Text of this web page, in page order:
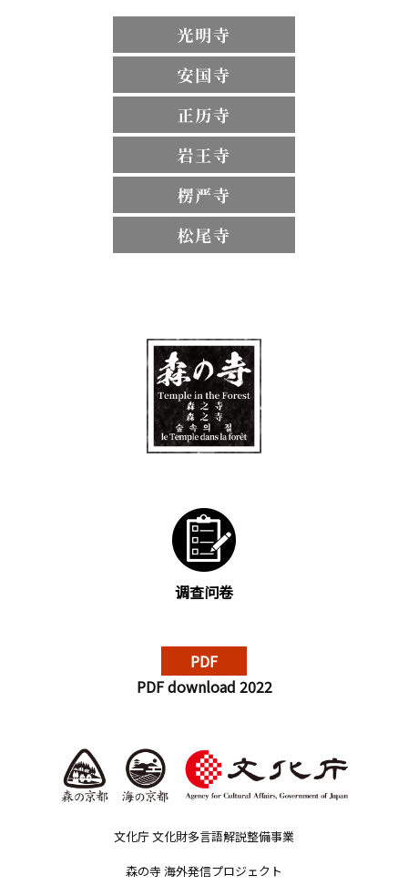
调查问卷
PDF
PDF download 2022
文化庁 文化財多言語解説整備事業
森の寺 海外発信プロジェクト